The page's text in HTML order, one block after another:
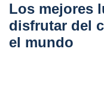
Los mejores
disfrutar del
el mundo